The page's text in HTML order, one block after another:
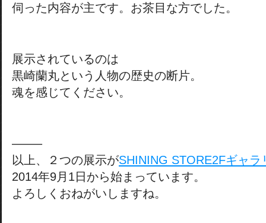
伺った内容が主です。お茶目な方でした。
展示されているのは
黒崎蘭丸という人物の歴史の断片。
魂を感じてください。
——–
以上、２つの展示がSHINING STORE2Fギャラ
2014年9月1日から始まっています。
よろしくおねがいしますね。